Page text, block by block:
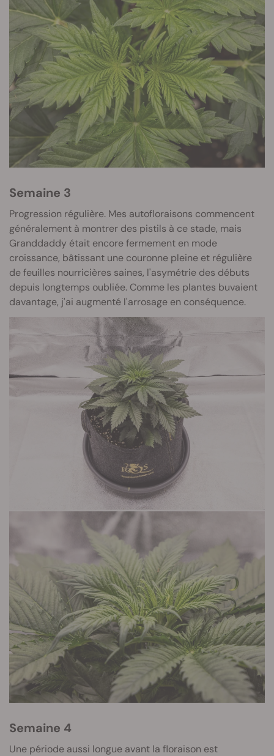
Semaine 3
Progression régulière. Mes autofloraisons commencent
généralement à montrer des pistils à ce stade, mais
Granddaddy était encore fermement en mode
croissance, bâtissant une couronne pleine et régulière
de feuilles nourricières saines, l'asymétrie des débuts
depuis longtemps oubliée. Comme les plantes buvaient
davantage, j'ai augmenté l'arrosage en conséquence.
Semaine 4
Une période aussi longue avant la floraison est